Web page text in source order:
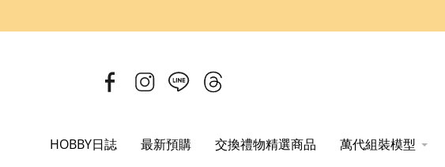
HOBBY日誌 最新預購 交換禮物精選商品 萬代組裝模型
Home GSC 好微笑 黏土娃 EVA 新世紀福音戰士 綾波零 PVC完成品 GSC